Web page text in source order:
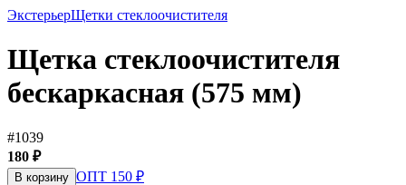
ЭкстерьерЩетки стеклоочистителя
Щетка стеклоочистителя
бескаркасная (575 мм)
#1039
180 ₽
В корзину ОПТ 150 ₽